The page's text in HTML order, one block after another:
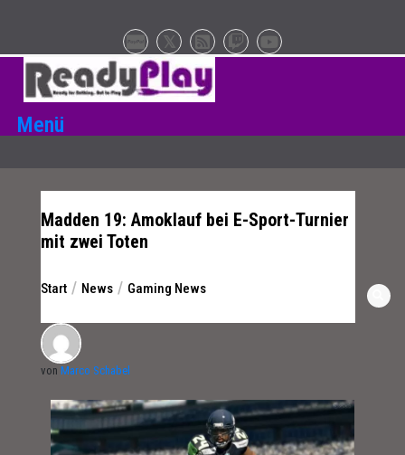
springen
Menü
Madden 19: Amoklauf bei E-Sport-Turnier
mit zwei Toten
Start News Gaming News
von Marco Schabel